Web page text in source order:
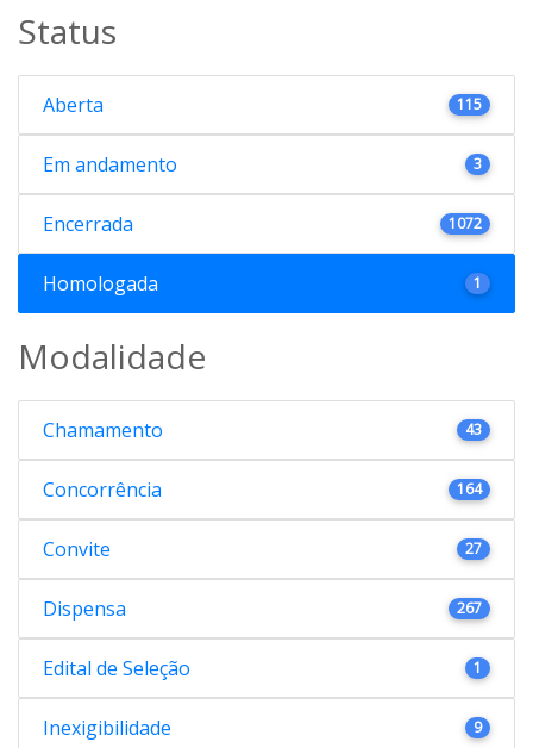
Status
Aberta 115
Em andamento 3
Encerrada 1072
Homologada 1
Modalidade
Chamamento 43
Concorrência 164
Convite 27
Dispensa 267
Edital de Seleção 1
Inexigibilidade 9